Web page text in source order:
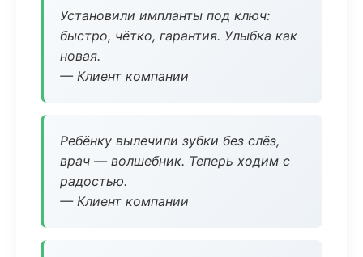
Установили импланты под ключ:
быстро, чётко, гарантия. Улыбка как
новая.
— Клиент компании
Ребёнку вылечили зубки без слёз,
врач — волшебник. Теперь ходим с
радостью.
— Клиент компании